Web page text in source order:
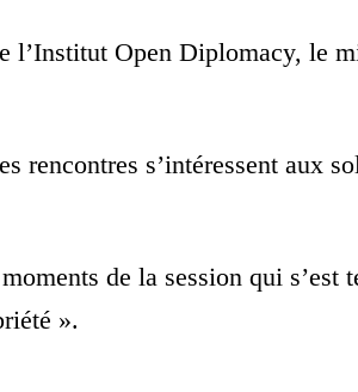
l’Institut Open Diplomacy, le
rencontres s’intéressent aux
de la session qui
».